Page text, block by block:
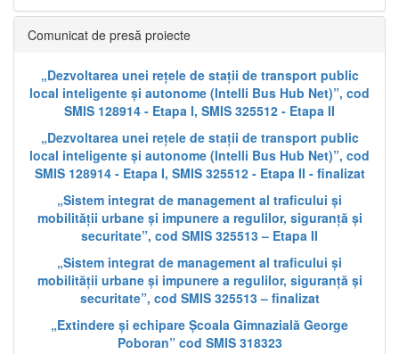
Comunicat de presă proiecte
„Dezvoltarea unei rețele de stații de transport public
local inteligente și autonome (Intelli Bus Hub Net)”, cod
SMIS 128914 - Etapa I, SMIS 325512 - Etapa II
„Dezvoltarea unei rețele de stații de transport public
local inteligente și autonome (Intelli Bus Hub Net)”, cod
SMIS 128914 - Etapa I, SMIS 325512 - Etapa II - finalizat
„Sistem integrat de management al traficului și
mobilității urbane și impunere a regulilor, siguranță și
securitate”, cod SMIS 325513 – Etapa II
„Sistem integrat de management al traficului și
mobilității urbane și impunere a regulilor, siguranță și
securitate”, cod SMIS 325513 – finalizat
„Extindere și echipare Școala Gimnazială George
Poboran” cod SMIS 318323